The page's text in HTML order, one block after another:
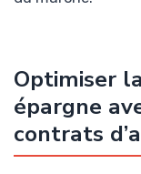
Optimiser
épargne
contrats